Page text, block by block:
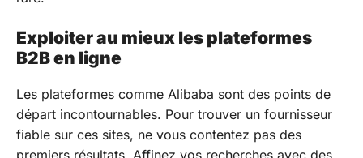
Exploiter au mieux les plateformes
B2B en ligne
Les plateformes comme Alibaba sont des points de
départ incontournables. Pour trouver un fournisseur
fiable sur ces sites, ne vous contentez pas des